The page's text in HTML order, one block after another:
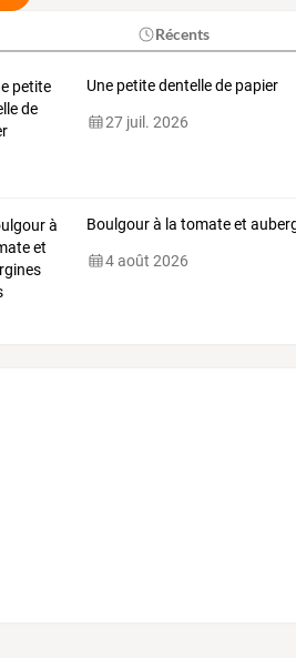
Récents
Une petite dentelle de papier
27 juil. 2026
Boulgour à la tomate et
4 août 2026